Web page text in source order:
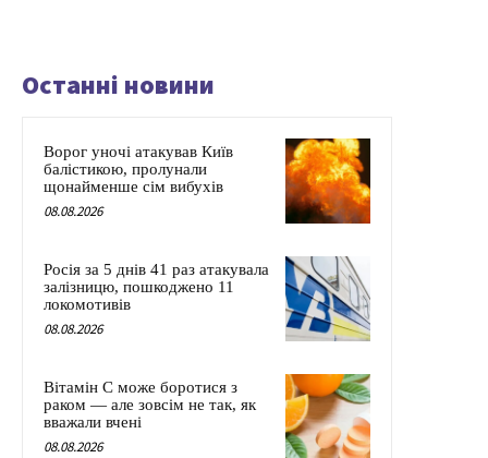
Останні новини
Ворог уночі атакував Київ
балістикою, пролунали
щонайменше сім вибухів
08.08.2026
Росія за 5 днів 41 раз атакувала
залізницю, пошкоджено 11
локомотивів
08.08.2026
Вітамін C може боротися з
раком — але зовсім не так, як
вважали вчені
08.08.2026